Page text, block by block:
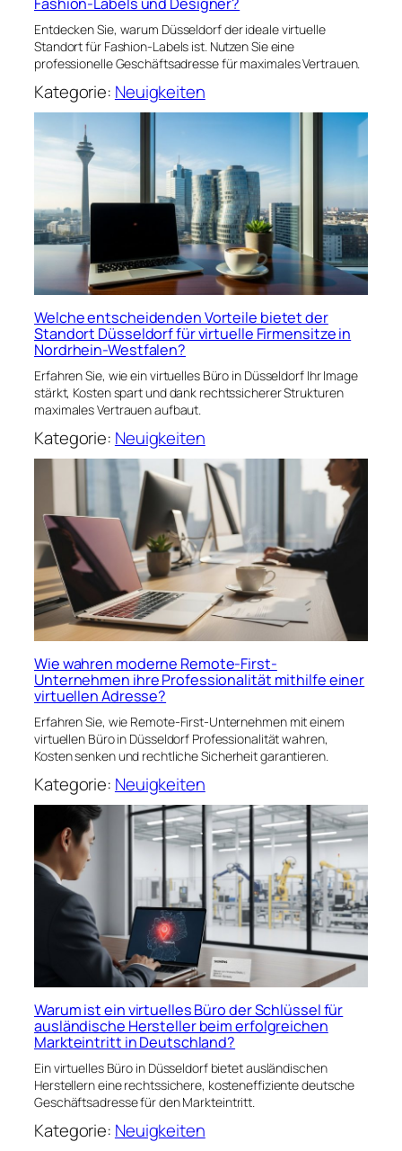
Fashion-Labels und Designer?
Entdecken Sie, warum Düsseldorf der ideale virtuelle
Standort für Fashion-Labels ist. Nutzen Sie eine
professionelle Geschäftsadresse für maximales Vertrauen.
Kategorie: Neuigkeiten
Welche entscheidenden Vorteile bietet der
Standort Düsseldorf für virtuelle Firmensitze in
Nordrhein-Westfalen?
Erfahren Sie, wie ein virtuelles Büro in Düsseldorf Ihr Image
stärkt, Kosten spart und dank rechtssicherer Strukturen
maximales Vertrauen aufbaut.
Kategorie: Neuigkeiten
Wie wahren moderne Remote-First-
Unternehmen ihre Professionalität mithilfe einer
virtuellen Adresse?
Erfahren Sie, wie Remote-First-Unternehmen mit einem
virtuellen Büro in Düsseldorf Professionalität wahren,
Kosten senken und rechtliche Sicherheit garantieren.
Kategorie: Neuigkeiten
Warum ist ein virtuelles Büro der Schlüssel für
ausländische Hersteller beim erfolgreichen
Markteintritt in Deutschland?
Ein virtuelles Büro in Düsseldorf bietet ausländischen
Herstellern eine rechtssichere, kosteneffiziente deutsche
Geschäftsadresse für den Markteintritt.
Kategorie: Neuigkeiten